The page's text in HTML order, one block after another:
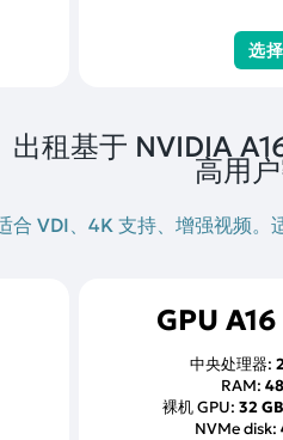
选择
出租基于 NVIDIA
高用
合 VDI、4K 支持、增强视频。
GPU
中央处理器:
RAM:
裸机 GPU:32
NVMe disk: